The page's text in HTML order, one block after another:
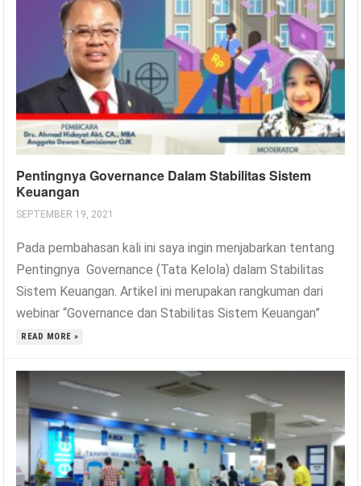
Pentingnya Governance Dalam Stabilitas Sistem
Keuangan
SEPTEMBER 19, 2021
Pada pembahasan kali ini saya ingin menjabarkan tentang
Pentingnya Governance (Tata Kelola) dalam Stabilitas
Sistem Keuangan. Artikel ini merupakan rangkuman dari
webinar “Governance dan Stabilitas Sistem Keuangan”
READ MORE »